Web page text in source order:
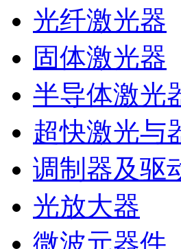
光纤激光器
固体激光器
半导体激光
超快激光与
调制器及驱
光放大器